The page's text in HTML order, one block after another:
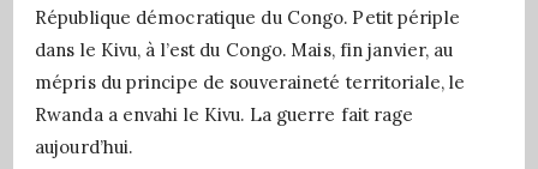
République démocratique du Congo. Petit périple
dans le Kivu, à l’est du Congo. Mais, fin janvier, au
mépris du principe de souveraineté territoriale, le
Rwanda a envahi le Kivu. La guerre fait rage
aujourd’hui.